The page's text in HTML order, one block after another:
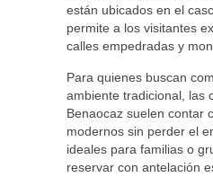
están ubicados en el
permite a los visitantes
calles empedradas y
Para quienes buscan
ambiente tradicional, las
Benaocaz suelen contar
modernos sin perder el
ideales para familias o
reservar con antelación